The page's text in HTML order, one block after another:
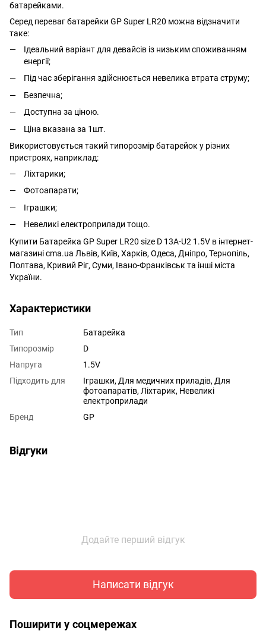
батарейками.
Серед переваг батарейки GP Super LR20 можна відзначити
таке:
Ідеальний варіант для девайсів із низьким споживанням
енергії;
Під час зберігання здійснюється невелика втрата струму;
Безпечна;
Доступна за ціною.
Ціна вказана за 1шт.
Використовується такий типорозмір батарейок у різних
пристроях, наприклад:
Ліхтарики;
Фотоапарати;
Іграшки;
Невеликі електроприлади тощо.
Купити Батарейка GP Super LR20 size D 13A-U2 1.5V в інтернет-
магазині cma.ua Львів, Київ, Харків, Одеса, Дніпро, Тернопіль,
Полтава, Кривий Ріг, Суми, Івано-Франківськ та інші міста
України.
Характеристики
Тип
Батарейка
Типорозмір
D
Напруга
1.5V
Підходить для
Іграшки, Для медичних приладів, Для
фотоапаратів, Ліхтарик, Невеликі
електроприлади
Бренд
GP
Відгуки
Додайте перший відгук
Написати відгук
Поширити у соцмережах